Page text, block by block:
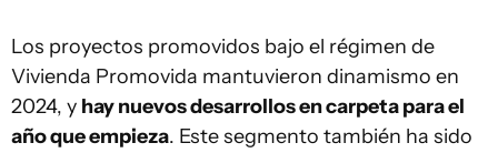
Los proyectos promovidos bajo el régimen de
Vivienda Promovida mantuvieron dinamismo en
2024, y hay nuevos desarrollos en carpeta para el
año que empieza. Este segmento también ha sido